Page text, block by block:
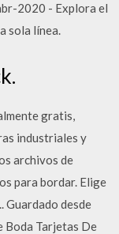
2020 - Explora el
sola línea.
gratis,
industriales y
archivos de
para bordar. Elige
Guardado desde
Boda Tarjetas De